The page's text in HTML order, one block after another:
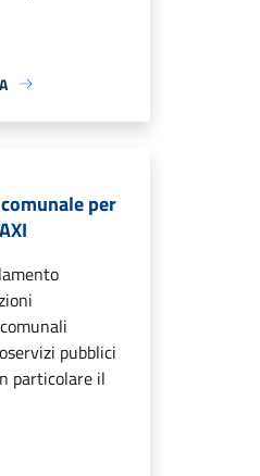
per
pubblici
particolare il